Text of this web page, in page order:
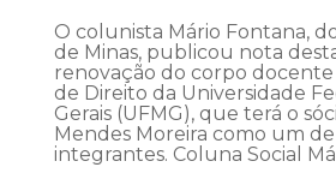
O colunista Mário Fontana,
de Minas, publicou nota
renovação do corpo
de Direito da Universidade
Gerais (UFMG), que terá o
Mendes Moreira como um
integrantes. Coluna Social